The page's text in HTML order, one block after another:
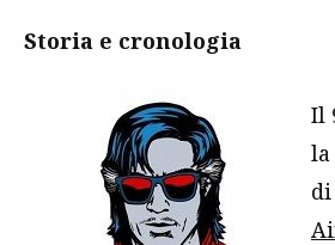
Storia e cronologia
Il
la